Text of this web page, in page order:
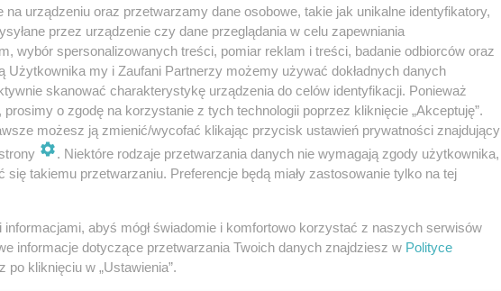
Górale nie chcą dwupasmówki, ale droga ma być
we Włocławku
(24 listopada) do czwartku
będziemy ściągać starą i układać
na urządzeniu oraz przetwarzamy dane osobowe, takie jak unikalne identyfikatory,
przez urządzenie czy dane przeglądania w celu zapewniania
wybór spersonalizowanych treści, pomiar reklam i treści, badanie odbiorców oraz
Użytkownika my i Zaufani Partnerzy możemy używać dokładnych danych
skanować charakterystykę urządzenia do celów identyfikacji. Ponieważ
o zgodę na korzystanie z tych technologii poprzez kliknięcie „Akceptuję”.
możesz ją zmienić/wycofać klikając przycisk ustawień prywatności znajdujący
. Niektóre rodzaje przetwarzania danych nie wymagają zgody użytkownika,
takiemu przetwarzaniu. Preferencje będą miały zastosowanie tylko na tej
abyś mógł świadomie i komfortowo korzystać z naszych serwisów
informacje dotyczące przetwarzania Twoich danych znajdziesz w Polityce
po kliknięciu w „Ustawienia”.